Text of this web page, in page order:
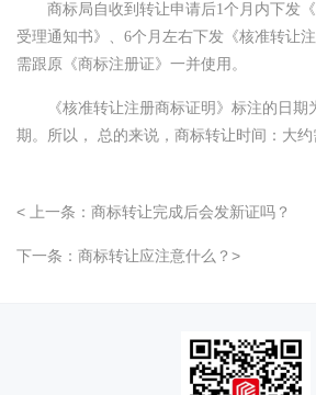
商标局自收到转让申请后1个月内下发
受理通知书》、 6个月左右下发《核准转让
需跟原《商标注册证》一并使用。
《核准转让注册商标证明》标注的日期
期。所以， 总的来说，商标转让时间：大约
< 上一条：商标转让完成后会发新证吗？
下一条：商标转让应注意什么？>